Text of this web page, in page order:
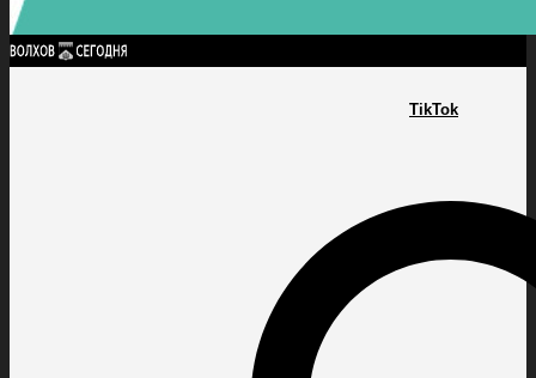
TikTok
КУЛЬТУРА
ПОСЕЛЕНИЯ